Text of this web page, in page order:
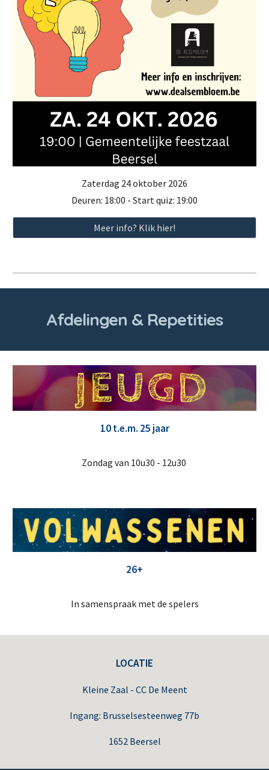
Zaterdag 24 oktober 2026
Deuren: 18:00 - Start quiz: 19:00
Meer info? Klik hier!
Afdelingen & Repetities
10 t.e.m. 25 jaar
Zondag van 10u30 - 12u30
26+
In samenspraak met de spelers
LOCATIE
Kleine Zaal - CC De Meent
Ingang: Brusselsesteenweg 77b
1652 Beersel